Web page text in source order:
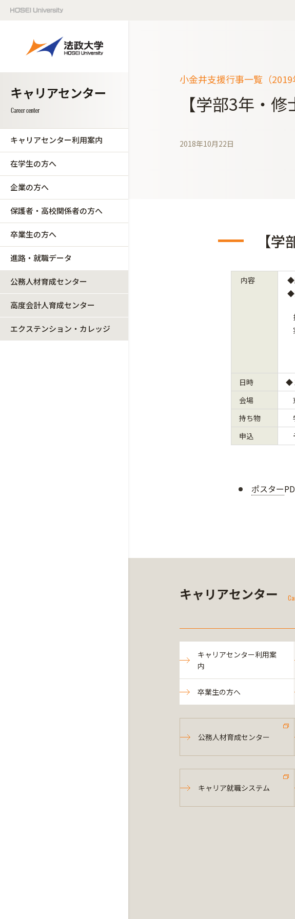
キャリアセンター利用案内
在学生の方へ
企業の方へ
保護者・高校関係者の方へ
卒業生の方へ
進路・就職データ
公務人材育成センター
高度会計人育成センター
エクステンション・カレッジ
小金井支援行事一覧（2019
【学部3年・
2018年10月22日
【
内容
◆
◆
日時
◆
会場
持ち物
申込
ポスター
キャリアセンター
キャリアセンター利用案
内
卒業生の方へ
公務人材育成センター
キャリア就職システム